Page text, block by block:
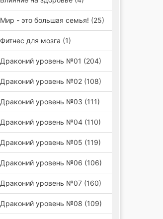
Мир - это большая семья! (25)
Фитнес для мозга (1)
Драконий уровень №01 (204)
Драконий уровень №02 (108)
Драконий уровень №03 (111)
Драконий уровень №04 (110)
Драконий уровень №05 (119)
Драконий уровень №06 (106)
Драконий уровень №07 (160)
Драконий уровень №08 (109)